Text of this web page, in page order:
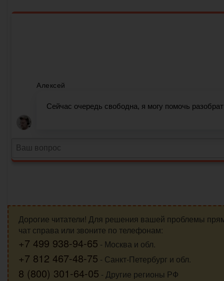
Дорогие читатели! Для решения вашей проблемы
чат справа или звоните по телефонам:
+7 499 938-94-65 - Москва и обл.
+7 812 467-48-75 - Санкт-Петербург и обл.
8 (800) 301-64-05 - Другие регионы РФ